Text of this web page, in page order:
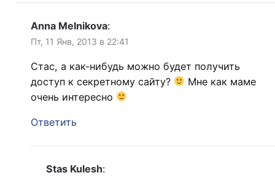
Anna Melnikova:
Пт, 11 Янв, 2013 в 22:41
Стас, а как-нибудь можно будет получить
доступ к секретному сайту?
Мне как маме
очень интересно
Ответить
Stas Kulesh: